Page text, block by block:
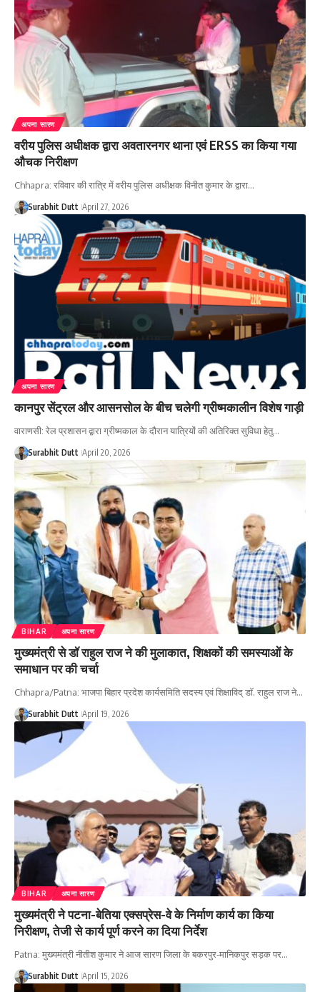
अपना सारण
वरीय पुलिस अधीक्षक द्वारा अवतारनगर थाना एवं ERSS का किया गया
औचक निरीक्षण
Chhapra: रविवार की रात्रि में वरीय पुलिस अधीक्षक विनीत कुमार के द्वारा…
Surabhit Dutt April 27, 2026
अपना सारण
कानपुर सेंट्रल और आसनसोल के बीच चलेगी ग्रीष्मकालीन विशेष गाड़ी
वाराणसी: रेल प्रशासन द्वारा ग्रीष्मकाल के दौरान यात्रियों की अतिरिक्त सुविधा हेतु…
Surabhit Dutt April 20, 2026
BIHAR अपना सारण
मुख्यमंत्री से डॉ राहुल राज ने की मुलाकात, शिक्षकों की समस्याओं के
समाधान पर की चर्चा
Chhapra/Patna: भाजपा बिहार प्रदेश कार्यसमिति सदस्य एवं शिक्षाविद् डॉ. राहुल राज ने…
Surabhit Dutt April 19, 2026
BIHAR अपना सारण
मुख्यमंत्री ने पटना-बेतिया एक्सप्रेस-वे के निर्माण कार्य का किया
निरीक्षण, तेजी से कार्य पूर्ण करने का दिया निर्देश
Patna: मुख्यमंत्री नीतीश कुमार ने आज सारण जिला के बकरपुर-मानिकपुर सड़क पर…
Surabhit Dutt April 15, 2026